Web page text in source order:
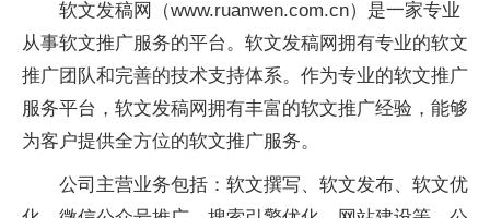
软文发稿网（www.ruanwen.com.cn）是一家专业
从事软文推广服务的平台。软文发稿网拥有专业的软文
推广团队和完善的技术支持体系。作为专业的软文推广
服务平台，软文发稿网拥有丰富的软文推广经验，能够
为客户提供全方位的软文推广服务。
公司主营业务包括：软文撰写、软文发布、软文优